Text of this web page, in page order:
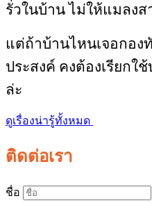
รั่วในบ้าน ไม่ให้แมลง
แต่ถ้าบ้านไหนเจอกอง
ประสงค์ คงต้องเรียกใ
ล่ะ
ดูเรื่องน่ารู้ทั้งหมด
ติดต่อเรา
ชื่อ